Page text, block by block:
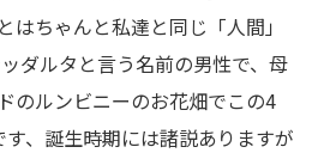
はちゃんと私達と同じ「人間」
ダルタと言う名前の男性で、母
のルンビニーのお花畑でこの4
、誕生時期には諸説ありますが